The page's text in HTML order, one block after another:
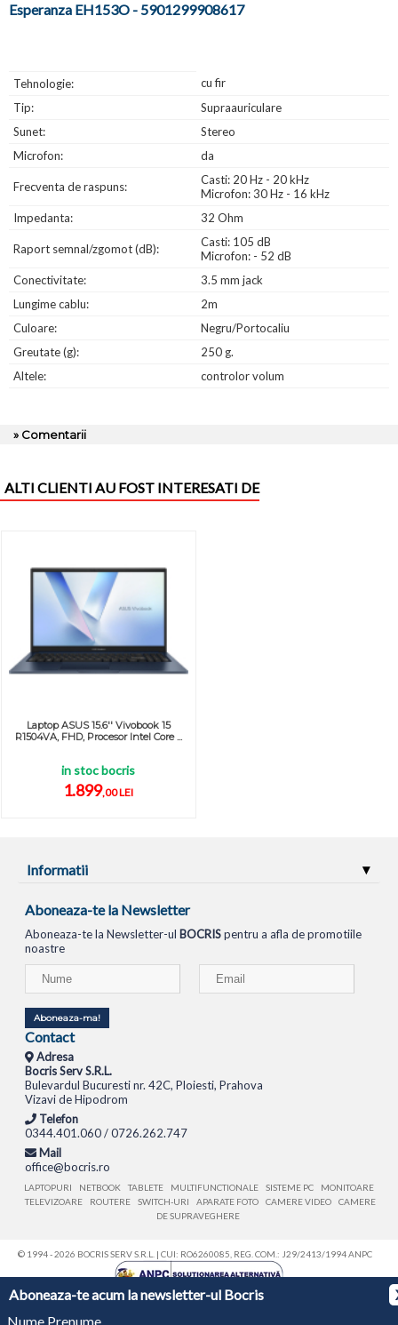
Aboneaza-te acum la newsletter-ul Bocris
Nume Prenume
Esperanza EH153O - 5901299908617
Tehnologie:
cu fir
Tip:
Supraauriculare
Sunet:
Stereo
Microfon:
da
Frecventa de raspuns:
Casti: 20 Hz - 20 kHz
Microfon: 30 Hz - 16 kHz
Impedanta:
32 Ohm
Raport semnal/zgomot (dB):
Casti: 105 dB
Microfon: - 52 dB
Conectivitate:
3.5 mm jack
Lungime cablu:
2m
Culoare:
Negru/Portocaliu
Greutate (g):
250 g.
Altele:
controlor volum
» Comentarii
ALTI CLIENTI AU FOST INTERESATI DE
Laptop ASUS 15.6'' Vivobook 15
R1504VA, FHD, Procesor Intel Core ...
in stoc bocris
1.899,00 LEI
Informatii
Aboneaza-te la Newsletter
Aboneaza-te la Newsletter-ul BOCRISpentru a afla de promotiile
noastre
Aboneaza-ma!
Contact
Adresa
Bocris Serv S.R.L.
Bulevardul Bucuresti nr. 42C, Ploiesti, Prahova
Vizavi de Hipodrom
Telefon
0344.401.060 / 0726.262.747
Mail
office@bocris.ro
LAPTOPURI NETBOOK TABLETE MULTIFUNCTIONALE SISTEME PC
MONITOARE
TELEVIZOARE
ROUTERE SWITCH-URI APARATE FOTO CAMERE VIDEO
CAMERE
DE SUPRAVEGHERE
© 1994 - 2026 BOCRIS SERV S.R.L. | CUI: RO6260085, REG. COM.: J29/2413/1994ANPC